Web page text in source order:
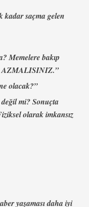
kadar saçma gelen
Memelere bakıp
AZMALISINIZ.”
olacak?”
mi? Sonuçta
olarak imkansız
yaşaması daha iyi